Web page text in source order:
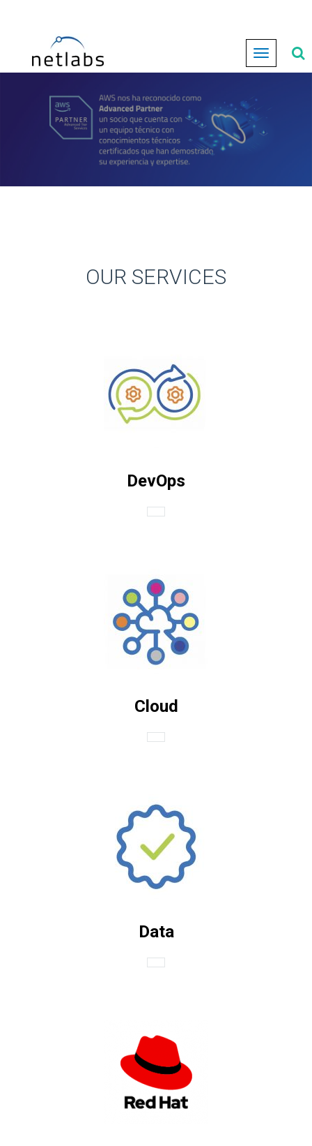
Cambiar
navegación
OUR SERVICES
DevOps
Cloud
Data